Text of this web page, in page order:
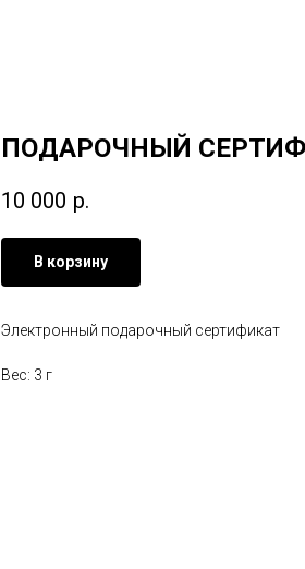
ПОДАРОЧНЫЙ
10 000 р.
В корзину
Электронный подарочный сертификат
Вес: 3 г